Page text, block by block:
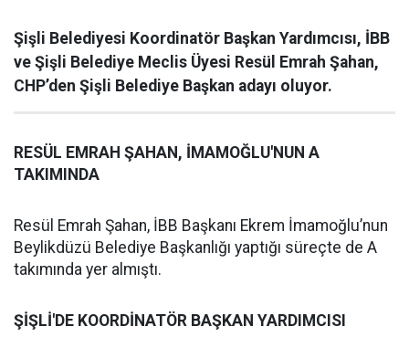
Şişli Belediyesi Koordinatör Başkan Yardımcısı, İBB
ve Şişli Belediye Meclis Üyesi Resül Emrah Şahan,
CHP’den Şişli Belediye Başkan adayı oluyor.
RESÜL EMRAH ŞAHAN, İMAMOĞLU'NUN A
TAKIMINDA
Resül Emrah Şahan, İBB Başkanı Ekrem İmamoğlu’nun
Beylikdüzü Belediye Başkanlığı yaptığı süreçte de A
takımında yer almıştı.
ŞİŞLİ'DE KOORDİNATÖR BAŞKAN YARDIMCISI